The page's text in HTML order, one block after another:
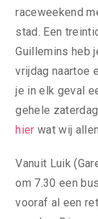
raceweekend
stad. Een
Guillemins heb
vrijdag naartoe
je in elk geval
gehele
hier wat wij
Vanuit Luik
om 7.30 een
vooraf al een